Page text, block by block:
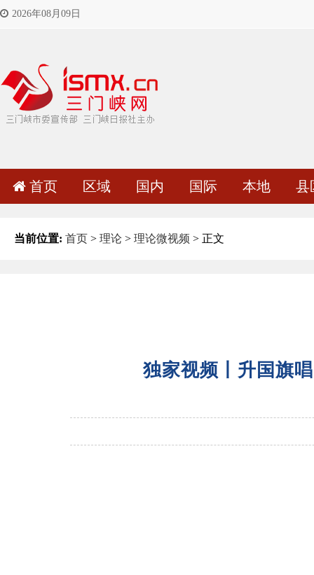
2026年08月09日
首页 区域 国内 国际 本地 县
当前位置: 首页 > 理论 > 理论微视频 > 正文
独家视频丨升国旗